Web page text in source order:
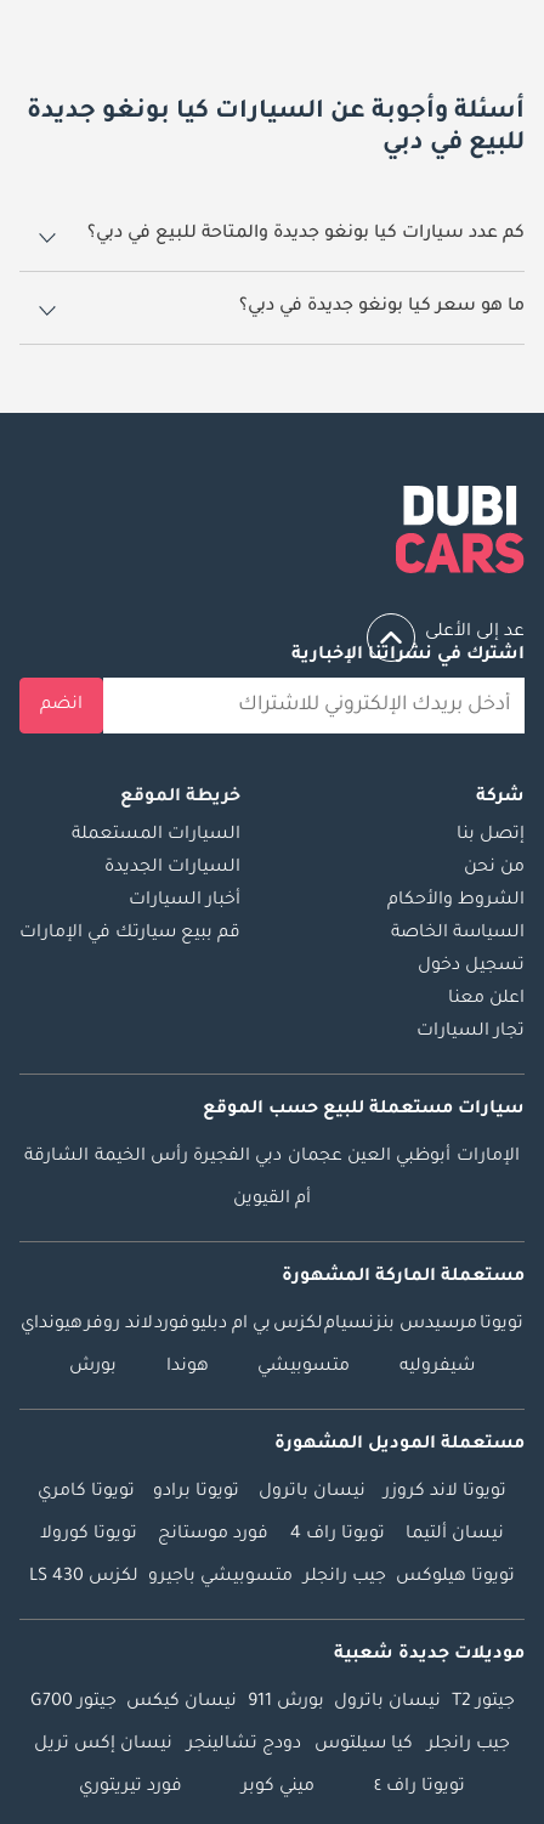
أسئلة وأجوبة عن السيارات كيا بونغو جديدة
للبيع في دبي
كم عدد سيارات كيا بونغو جديدة والمتاحة للبيع في دبي؟
3 سيارة كيا بونغو جديدة متوفرة للبيع في دبي.
ما هو سعر كيا بونغو جديدة في دبي؟
يبدأ سعر سيارة كيا بونغو جديدة في دبي 60,000.
عد إلى الأعلى
اشترك في نشراتنا الإخبارية
انضم
شركة
إتصل بنا
من نحن
الشروط والأحكام
السياسة الخاصة
تسجيل دخول
اعلن معنا
تجار السيارات
خريطة الموقع
السيارات المستعملة
السيارات الجديدة
أخبار السيارات
قم ببيع سيارتك في الإمارات
سيارات مستعملة للبيع حسب الموقع
الإمارات أبوظبي العين عجمان دبي الفجيرة رأس الخيمة الشارقة
أم القيوين
مستعملة الماركة المشهورة
تويوتا مرسيدس بنزنسياملكزس بي ام دبليوفوردلاند روفرهيونداي
شيفروليه متسوبيشي هوندا بورش
مستعملة الموديل المشهورة
تويوتا لاند كروزر نيسان باترول تويوتا برادو تويوتا كامري
نيسان ألتيما تويوتا راف 4 فورد موستانج تويوتا كورولا
تويوتا هيلوكس جيب رانجلر متسوبيشي باجيرو لكزس LS 430
موديلات جديدة شعبية
جيتور T2 نيسان باترول بورش 911 نيسان كيكس جيتور G700
جيب رانجلر كيا سيلتوس دودج تشالينجر نيسان إكس تريل
تويوتا راف ٤ ميني كوبر فورد تيريتوري